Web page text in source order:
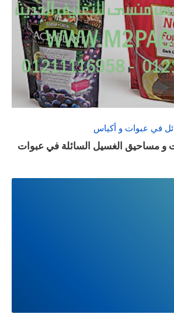
READ
FULL
POST
و مساحيق الغسيل السائلة في عبوات